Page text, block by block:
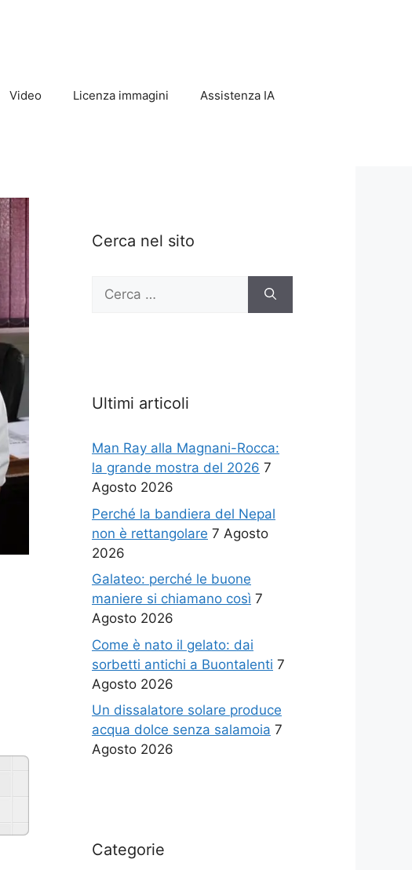
Video Licenza immagini Assistenza IA
Cerca nel sito
Ricerca
Ultimi articoli
Man Ray alla Magnani-Rocca:
la grande mostra del 2026 7
Agosto 2026
Perché la bandiera del Nepal
non è rettangolare 7 Agosto
2026
Galateo: perché le buone
maniere si chiamano così 7
Agosto 2026
Come è nato il gelato: dai
sorbetti antichi a Buontalenti 7
Agosto 2026
Un dissalatore solare produce
acqua dolce senza salamoia 7
Agosto 2026
Categorie